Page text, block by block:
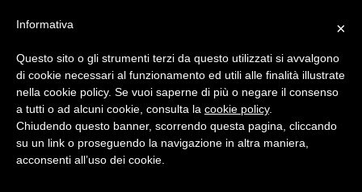
bimbi e viaggi - family travel blog: community #1 in
×
Informativa
Questo sito o gli strumenti terzi da questo utilizzati si avvalgono
di cookie necessari al funzionamento ed utili alle finalità illustrate
nella cookie policy. Se vuoi saperne di più o negare il consenso
a tutti o ad alcuni cookie, consulta la cookie policy.
Chiudendo questo banner, scorrendo questa pagina, cliccando
su un link o proseguendo la navigazione in altra maniera,
acconsenti all’uso dei cookie.